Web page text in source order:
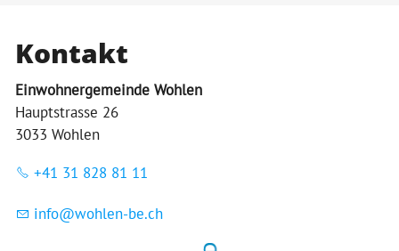
Kontakt
Einwohnergemeinde Wohlen
Hauptstrasse 26
3033 Wohlen
+41 31 828 81 11
nf w hl n-b ch